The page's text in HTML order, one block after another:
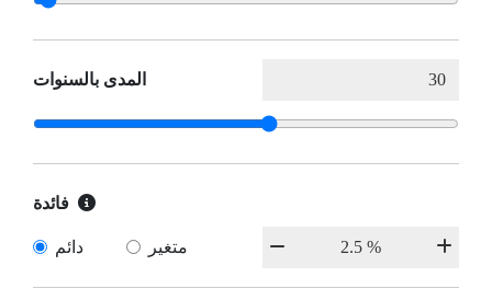
المدى بالسنوات
فائدة
دائم متغير